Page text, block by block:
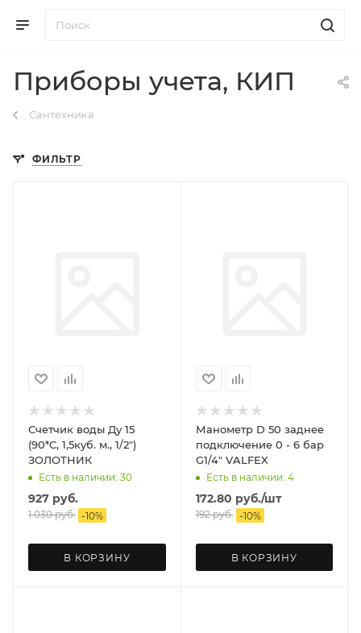
Приборы учета, КИП
Сантехника
ФИЛЬТР
Счетчик воды Ду 15
(90*C, 1,5куб. м., 1/2")
ЗОЛОТНИК
Есть в наличии: 30
927 руб.
1 030руб. -10%
В КОРЗИНУ
Манометр D 50 заднее
подключение 0 - 6 бар
G1/4" VALFEX
Есть в наличии: 4
172.80 руб./шт
192руб. -10%
В КОРЗИНУ